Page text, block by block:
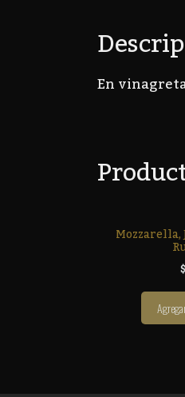
En
Mozzarella,